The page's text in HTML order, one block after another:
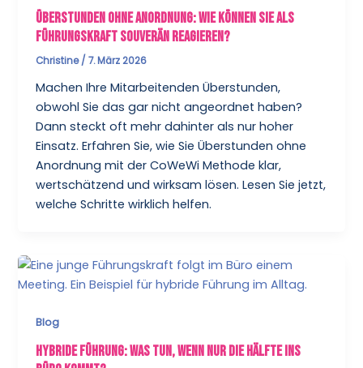
Überstunden ohne Anordnung: Wie können Sie als
Führungskraft souverän reagieren?
Christine/7. März 2026
Machen Ihre Mitarbeitenden Überstunden,
obwohl Sie das gar nicht angeordnet haben?
Dann steckt oft mehr dahinter als nur hoher
Einsatz. Erfahren Sie, wie Sie Überstunden ohne
Anordnung mit der CoWeWi Methode klar,
wertschätzend und wirksam lösen. Lesen Sie jetzt,
welche Schritte wirklich helfen.
Blog
Hybride Führung: Was tun, wenn nur die Hälfte ins